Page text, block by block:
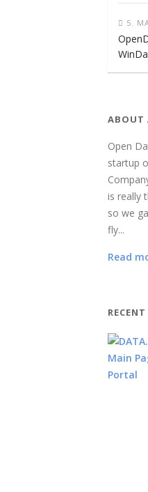
5.
ABOUT
Open
startup
is really
so we
fly...
Read